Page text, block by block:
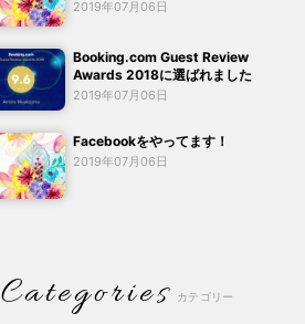
2019年07月06日
Booking.com Guest Review
Awards 2018に選ばれました
2019年07月06日
Facebookをやってます！
2019年07月06日
Categories カテゴリー